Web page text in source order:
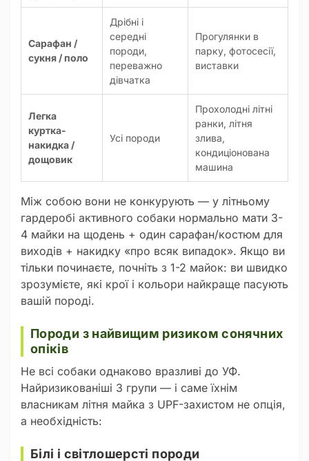
Сарафан /
сукня / поло
Дрібні і
середні
породи,
переважно
дівчатка
Прогулянки в
парку, фотосесії,
виставки
Легка
куртка-
накидка /
дощовик
Усі породи
Прохолодні літні
ранки, літня
злива,
кондиціонована
машина
Між собою вони не конкурують — у літньому
гардеробі активного собаки нормально мати 3-
4 майки на щодень + один сарафан/костюм для
виходів + накидку «про всяк випадок». Якщо ви
тільки починаєте, почніть з 1-2 майок: ви швидко
зрозумієте, які крої і кольори найкраще пасують
вашій породі.
Породи з найвищим ризиком сонячних
опіків
Не всі собаки однаково вразливі до УФ.
Найризикованіші 3 групи — і саме їхнім
власникам літня майка з UPF-захистом не опція,
а необхідність:
Білі і світлошерсті породи